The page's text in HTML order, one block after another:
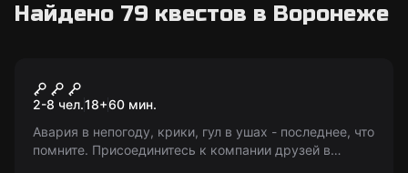
Найдено 79 квестов в Воронеже
Поворот не туда
2-8 чел.18+60 мин.
Авария в непогоду, крики, гул в ушах - последнее, что
помните. Присоединитесь к компании друзей в